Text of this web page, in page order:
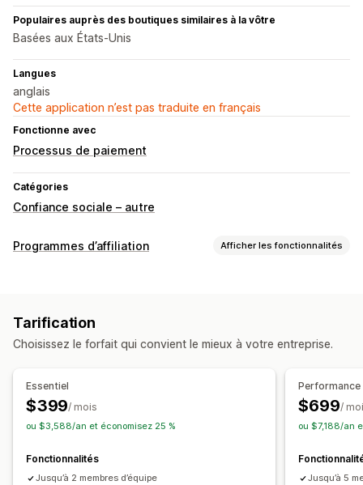
Populaires auprès des boutiques similaires à la vôtre
Basées aux États-Unis
Langues
anglais
Cette application n’est pas traduite en français
Fonctionne avec
Processus de paiement
Catégories
Confiance sociale – autre
Programmes d’affiliation Afficher les fonctionnalités
Tarification
Choisissez le forfait qui convient le mieux à votre entreprise.
Essentiel
$399/ mois
ou $3,588/an et économisez 25 %
Fonctionnalités
Jusqu’à 2 membres d’équipe
Performance
$699/
ou $7,188/an
Jusqu’à 5